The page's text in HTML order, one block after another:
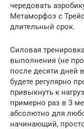
чередовать
Метаморфоз с
длительный срок.
Силовая
выполнения (не
после десяти дней
будете регулярно
привыкнуть к
примерно раз в 3
абсолютно для
начинающий,